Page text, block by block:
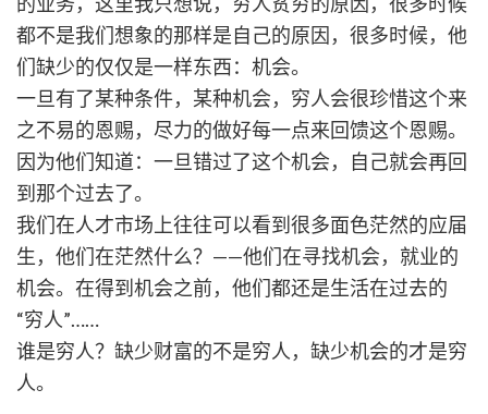
都不是我们想象的那样是自己的原因，很多时候，他
们缺少的仅仅是一样东西：机会。
一旦有了某种条件，某种机会，穷人会很珍惜这个来
之不易的恩赐，尽力的做好每一点来回馈这个恩赐。
因为他们知道：一旦错过了这个机会，自己就会再回
到那个过去了。
我们在人才市场上往往可以看到很多面色茫然的应届
生，他们在茫然什么？——他们在寻找机会，就业的
机会。在得到机会之前，他们都还是生活在过去的
“穷人”……
谁是穷人？缺少财富的不是穷人，缺少机会的才是穷
人。